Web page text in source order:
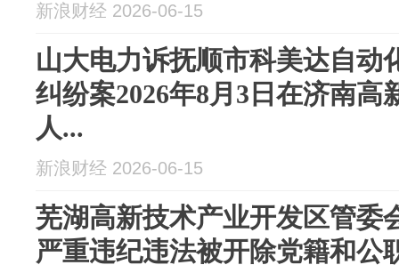
新浪财经 2026-06-15
山大电力诉抚顺市科美达自动
纠纷案2026年8月3日在济南高
人...
新浪财经 2026-06-15
芜湖高新技术产业开发区管委
严重违纪违法被开除党籍和公